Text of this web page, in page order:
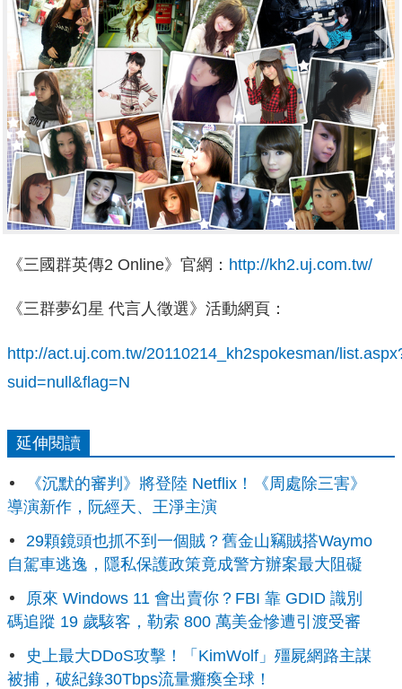
《三國群英傳2 Online》官網： http://kh2.uj.com.tw/
《三群夢幻星 代言人徵選》活動網頁：
http://act.uj.com.tw/20110214_kh2spokesman/
suid=null&flag=N
延伸閱讀
《沉默的審判》將登陸 Netflix！《周處除三害》
導演新作，阮經天、王淨主演
29顆鏡頭也抓不到一個賊？舊金山竊賊搭Waymo
自駕車逃逸，隱私保護政策竟成警方辦案最大阻礙
原來 Windows 11 會出賣你？FBI 靠 GDID 識別
碼追蹤 19 歲駭客，勒索 800 萬美金慘遭引渡受審
史上最大DDoS攻擊！「KimWolf」殭屍網路主謀
被捕，破紀錄30Tbps流量癱瘓全球！